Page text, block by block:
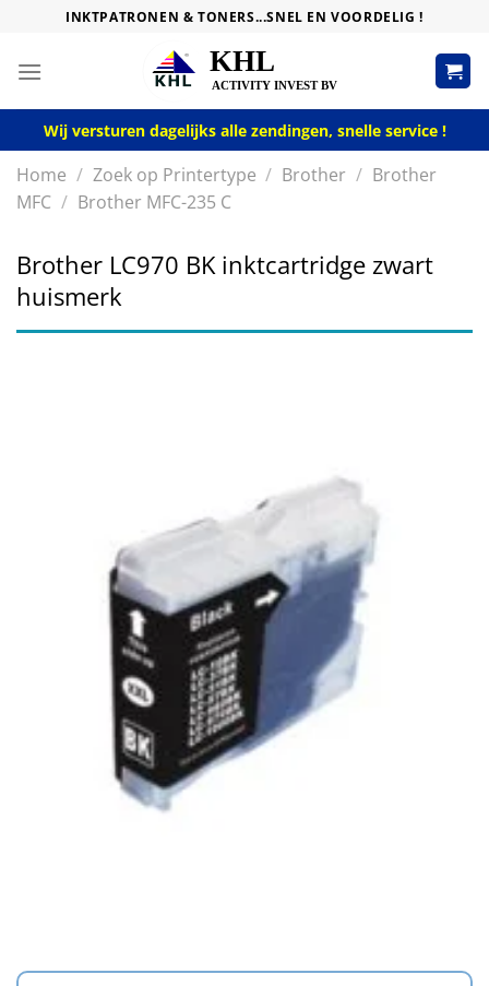
content
INKTPATRONEN & TONERS...SNEL EN VOORDELIG !
Wij versturen dagelijks alle zendingen, snelle service !
Home / Zoek op Printertype / Brother / Brother
MFC / Brother MFC-235 C
Brother LC970 BK inktcartridge zwart
huismerk